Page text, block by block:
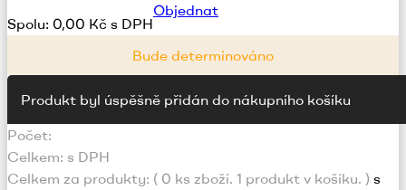
Spolu: 0,00 Kč s DPH
Objednat
Bude determinováno
Produkt byl úspěšně přidán do nákupního košíku
Počet:
Celkem: s DPH
Celkem za produkty: ( 0 ks zboží. 1 produkt v košíku. ) s